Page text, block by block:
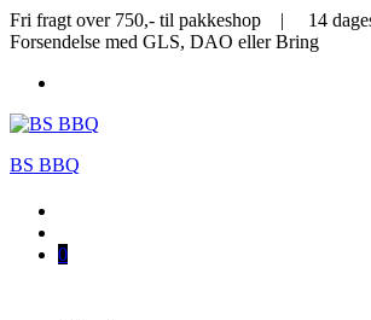
Fri fragt over 750,- til pakkeshop | 14
Forsendelse med GLS, DAO eller Bring
BS BBQ
0